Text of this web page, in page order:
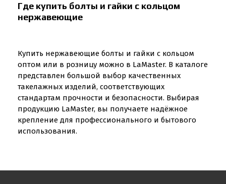
Где купить болты и гайки с кольцом
нержавеющие
Купить нержавеющие болты и гайки с кольцом
оптом или в розницу можно в LaMaster. В каталоге
представлен большой выбор качественных
такелажных изделий, соответствующих
стандартам прочности и безопасности. Выбирая
продукцию LaMaster, вы получаете надёжное
крепление для профессионального и бытового
использования.